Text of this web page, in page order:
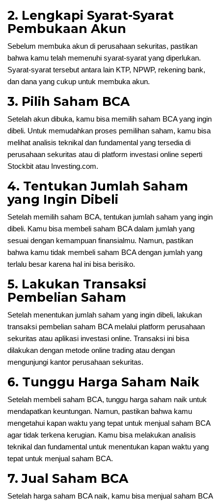
2. Lengkapi Syarat-Syarat
Pembukaan Akun
Sebelum membuka akun di perusahaan sekuritas, pastikan
bahwa kamu telah memenuhi syarat-syarat yang diperlukan.
Syarat-syarat tersebut antara lain KTP, NPWP, rekening bank,
dan dana yang cukup untuk membuka akun.
3. Pilih Saham BCA
Setelah akun dibuka, kamu bisa memilih saham BCA yang ingin
dibeli. Untuk memudahkan proses pemilihan saham, kamu bisa
melihat analisis teknikal dan fundamental yang tersedia di
perusahaan sekuritas atau di platform investasi online seperti
Stockbit atau Investing.com.
4. Tentukan Jumlah Saham
yang Ingin Dibeli
Setelah memilih saham BCA, tentukan jumlah saham yang ingin
dibeli. Kamu bisa membeli saham BCA dalam jumlah yang
sesuai dengan kemampuan finansialmu. Namun, pastikan
bahwa kamu tidak membeli saham BCA dengan jumlah yang
terlalu besar karena hal ini bisa berisiko.
5. Lakukan Transaksi
Pembelian Saham
Setelah menentukan jumlah saham yang ingin dibeli, lakukan
transaksi pembelian saham BCA melalui platform perusahaan
sekuritas atau aplikasi investasi online. Transaksi ini bisa
dilakukan dengan metode online trading atau dengan
mengunjungi kantor perusahaan sekuritas.
6. Tunggu Harga Saham Naik
Setelah membeli saham BCA, tunggu harga saham naik untuk
mendapatkan keuntungan. Namun, pastikan bahwa kamu
mengetahui kapan waktu yang tepat untuk menjual saham BCA
agar tidak terkena kerugian. Kamu bisa melakukan analisis
teknikal dan fundamental untuk menentukan kapan waktu yang
tepat untuk menjual saham BCA.
7. Jual Saham BCA
Setelah harga saham BCA naik, kamu bisa menjual saham BCA